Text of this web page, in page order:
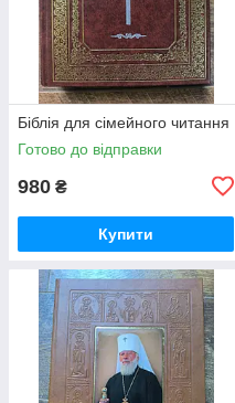
Біблія для сімейного читання
Готово до відправки
980 ₴
Купити